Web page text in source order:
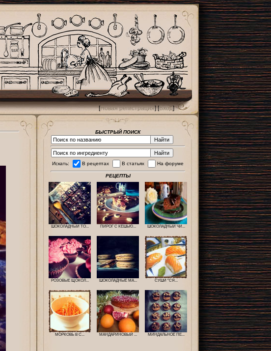
[Новая регистрация] [Вход]
БЫСТРЫЙ ПОИСК
Искать: В рецептах В статьях На форуме
РЕЦЕПТЫ
ШОКОЛАДНЫЙ ТО... ПИРОГ С КЕШЬЮ... ШОКОЛАДНЫЙ ЧИ...
РОЗОВЫЕ ЩОКОЛ... ШОКОЛАДНЫЕ МА... СУШИ "СЯ...
МОРКОВЬ В С... МАНДАРИНОВЫЙ ... МИНДАЛЬНОЕ ПЕ...